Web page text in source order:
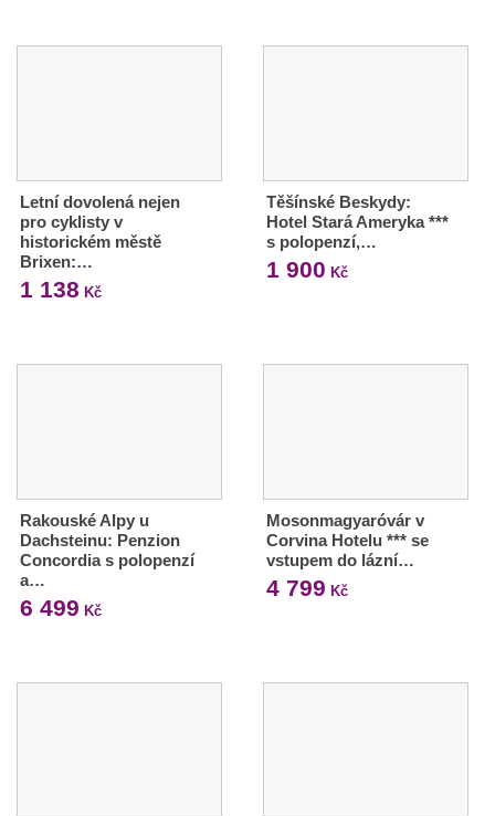
Letní dovolená nejen
pro cyklisty v
historickém městě
Brixen:…
1 138 Kč
Těšínské Beskydy:
Hotel Stará Ameryka ***
s polopenzí,…
1 900 Kč
Rakouské Alpy u
Dachsteinu: Penzion
Concordia s polopenzí
a…
6 499 Kč
Mosonmagyaróvár v
Corvina Hotelu *** se
vstupem do lázní…
4 799 Kč